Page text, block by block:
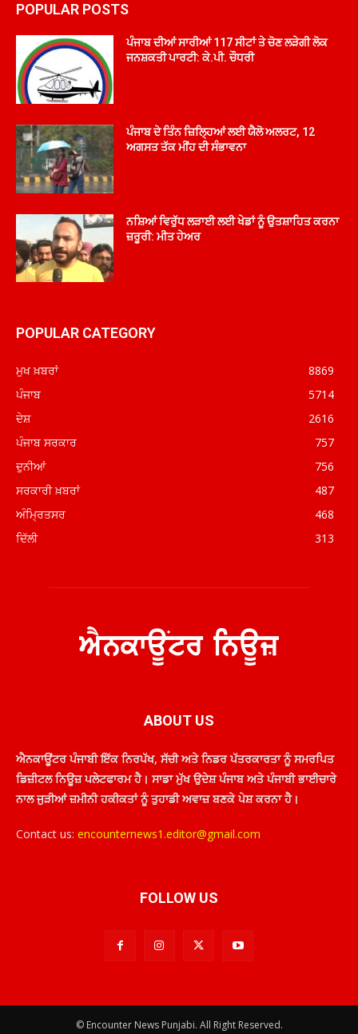
POPULAR POSTS
ਪੰਜਾਬ ਦੀਆਂ ਸਾਰੀਆਂ 117 ਸੀਟਾਂ ਤੇ ਚੋਣ ਲੜੇਗੀ ਲੋਕ
ਜਨਸ਼ਕਤੀ ਪਾਰਟੀ: ਕੇ.ਪੀ. ਚੌਧਰੀ
ਪੰਜਾਬ ਦੇ ਤਿੰਨ ਜ਼ਿਲ੍ਹਿਆਂ ਲਈ ਯੈਲੋ ਅਲਰਟ, 12
ਅਗਸਤ ਤੱਕ ਮੀਂਹ ਦੀ ਸੰਭਾਵਨਾ
ਨਸ਼ਿਆਂ ਵਿਰੁੱਧ ਲੜਾਈ ਲਈ ਖੇਡਾਂ ਨੂੰ ਉਤਸ਼ਾਹਿਤ ਕਰਨਾ
ਜ਼ਰੂਰੀ: ਮੀਤ ਹੇਅਰ
POPULAR CATEGORY
ਮੁਖ ਖ਼ਬਰਾਂ
8869
ਪੰਜਾਬ
5714
ਦੇਸ਼
2616
ਪੰਜਾਬ ਸਰਕਾਰ
757
ਦੁਨੀਆਂ
756
ਸਰਕਾਰੀ ਖ਼ਬਰਾਂ
487
ਅੰਮ੍ਰਿਤਸਰ
468
ਦਿੱਲੀ
313
ABOUT US
ਐਨਕਾਊਂਟਰ ਪੰਜਾਬੀ ਇੱਕ ਨਿਰਪੱਖ, ਸੱਚੀ ਅਤੇ ਨਿਡਰ ਪੱਤਰਕਾਰਤਾ ਨੂੰ ਸਮਰਪਿਤ
ਡਿਜ਼ੀਟਲ ਨਿਊਜ਼ ਪਲੇਟਫਾਰਮ ਹੈ। ਸਾਡਾ ਮੁੱਖ ਉਦੇਸ਼ ਪੰਜਾਬ ਅਤੇ ਪੰਜਾਬੀ ਭਾਈਚਾਰੇ
ਨਾਲ ਜੁੜੀਆਂ ਜ਼ਮੀਨੀ ਹਕੀਕਤਾਂ ਨੂੰ ਤੁਹਾਡੀ ਅਵਾਜ਼ ਬਣਕੇ ਪੇਸ਼ ਕਰਨਾ ਹੈ।
Contact us: encounternews1.editor@gmail.com
FOLLOW US
© Encounter News Punjabi. All Right Reserved.